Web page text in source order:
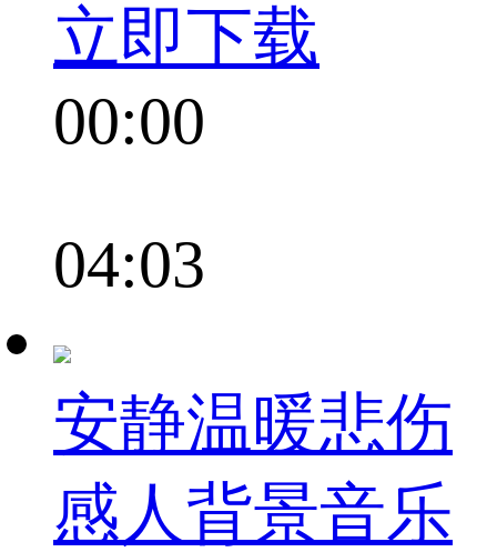
立即下载
00:00
04:03
安静温暖悲伤
感人背景音乐